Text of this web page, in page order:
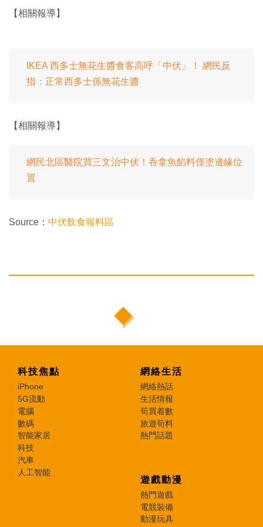
【相關報導】
IKEA 西多士無花生醬食客高呼「中伏」！ 網民反
指：正常西多士係無花生醬
【相關報導】
網民北區醫院買三文治中伏！吞拿魚餡料僅塗邊緣位
置
Source： 中伏飲食報料區
科技焦點
iPhone
5G流動
電腦
數碼
智能家居
科技
汽車
人工智能
網絡生活
網絡熱話
生活情報
筍買着數
旅遊筍料
熱門話題
遊戲動漫
熱門遊戲
電競裝備
動漫玩具